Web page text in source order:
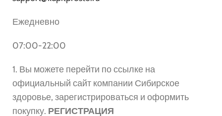
Ежедневно
07:00-22:00
1. Вы можете перейти по ссылке на
официальный сайт компании Сибирское
здоровье, зарегистрироваться и оформить
покупку. РЕГИСТРАЦИЯ